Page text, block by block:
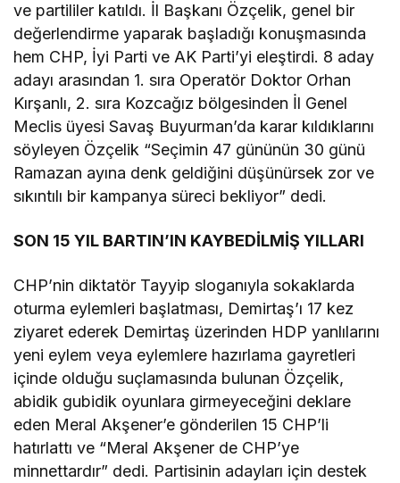
ve partililer katıldı. İl Başkanı Özçelik, genel bir
değerlendirme yaparak başladığı konuşmasında
hem CHP, İyi Parti ve AK Parti’yi eleştirdi. 8 aday
adayı arasından 1. sıra Operatör Doktor Orhan
Kırşanlı, 2. sıra Kozcağız bölgesinden İl Genel
Meclis üyesi Savaş Buyurman’da karar kıldıklarını
söyleyen Özçelik “Seçimin 47 gününün 30 günü
Ramazan ayına denk geldiğini düşünürsek zor ve
sıkıntılı bir kampanya süreci bekliyor” dedi.
SON 15 YIL BARTIN’IN KAYBEDİLMİŞ YILLARI
CHP’nin diktatör Tayyip sloganıyla sokaklarda
oturma eylemleri başlatması, Demirtaş’ı 17 kez
ziyaret ederek Demirtaş üzerinden HDP yanlılarını
yeni eylem veya eylemlere hazırlama gayretleri
içinde olduğu suçlamasında bulunan Özçelik,
abidik gubidik oyunlara girmeyeceğini deklare
eden Meral Akşener’e gönderilen 15 CHP’li
hatırlattı ve “Meral Akşener de CHP’ye
minnettardır” dedi. Partisinin adayları için destek